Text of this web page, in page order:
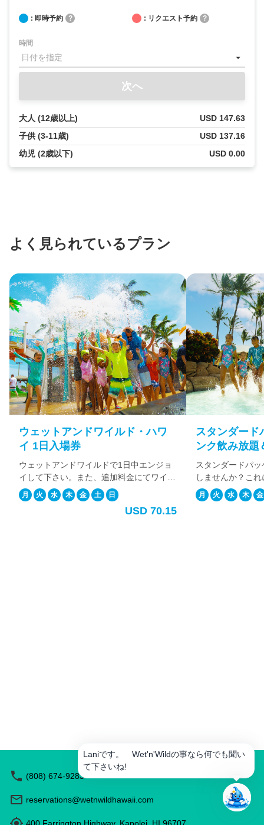
: 即時予約 ? : リクエスト予約 ?
時間
次へ
大人 (12歳以上)
USD 147.63
子供 (3-11歳)
USD 137.16
幼児 (2歳以下)
USD 0.00
よく見られているプラン
イルド・ハワ
ドで1日中エンジョ
追加料金にてワイキ
サービスを追加する
迎サービスを追加
日
スタンダードパッケージ（ドリ
ンク飲み放題＆フローライダー
体験付き）
スタンダードパッケージにアップグレード
しませんか？これには、1日入場券、ソフ
トドリンク飲み放題、そしてフローライダ
ーが付いてきます。また、追加料金にてワ
イキキ地区からの往復送迎サービスウィ追
月 火 日
(808) 674-9283
reservations@wetnwildhawaii.com
400 Farrington Highway, Kapolei, HI 96707
Laniです。 Wet'n'Wildの事なら何でも聞い
て下さいね!
Lani
こ
に
は！
私
は
あ
な
シ
ル
ジ
ュ
で
す。
今
日
は
何
か
お
手
い
で
ま
か？
ト
ン
推